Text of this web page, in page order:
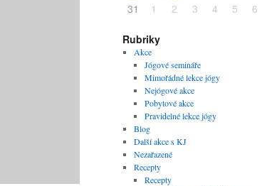
31
1 2 3 4 5 6
Rubriky
Akce
Jógové semináře
Mimořádné lekce jógy
Nejógové akce
Pobytové akce
Pravidelné lekce jógy
Blog
Další akce s KJ
Nezařazené
Recepty
Recepty